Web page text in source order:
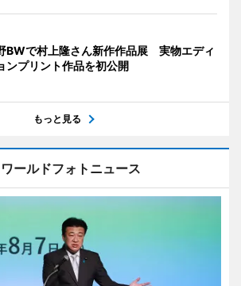
BWで村上隆さん新作作品展 実物エディ
ンプリント作品を初公開
もっと見る
ワールドフォトニュース